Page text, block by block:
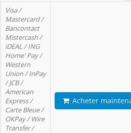
Visa /
Mastercard /
Bancontact
Mistercash /
iDEAL / ING
Home' Pay /
Western
Union / InPay
/ JCB /
American
Express /
Carte Bleue /
OKPay / Wire
Transfer /
Acheter